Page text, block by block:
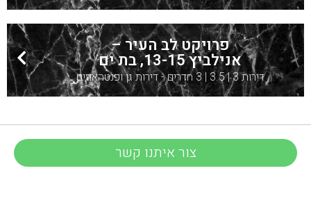
פרויקט לב העיר –
אנילביץ 13-15, בת ים
דירות 3 | 3.5 | 3 חדרים - דירות גן ופנטהאוזים
צור איתנו קשר